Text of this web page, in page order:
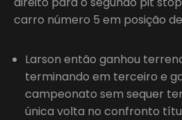
carro número 5 em posição
Larson então ganhou
terminando em terceiro e
campeonato sem sequer
única volta no confronto